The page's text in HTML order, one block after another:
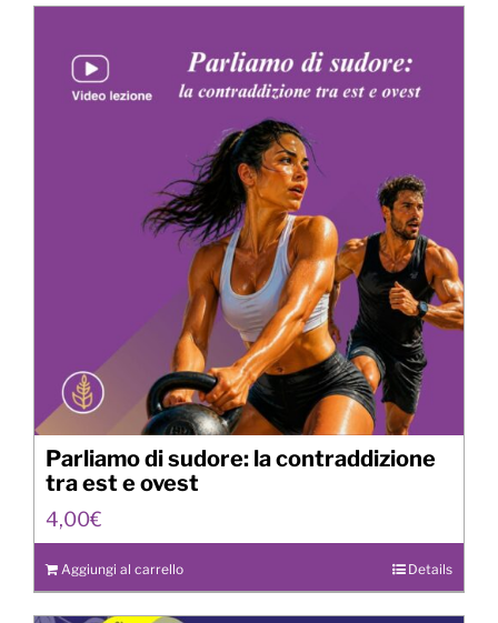
Parliamo di sudore: la contraddizione
tra est e ovest
4,00€
Aggiungi al carrello Details